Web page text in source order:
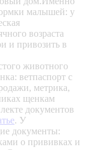
малышей: у
возраста
и привозить в
животного
ветпаспорт с
метрика,
щенкам
документов
. У
документы:
о прививках и